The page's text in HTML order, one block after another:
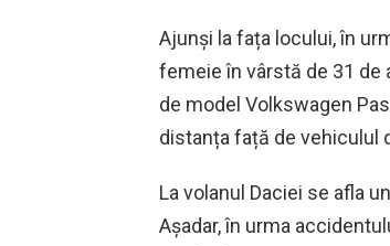
Ajunși la fața locului, în
femeie în vârstă de 31 de
de model Volkswagen
distanța față de vehiculul
La volanul Daciei se afla
Așadar, în urma